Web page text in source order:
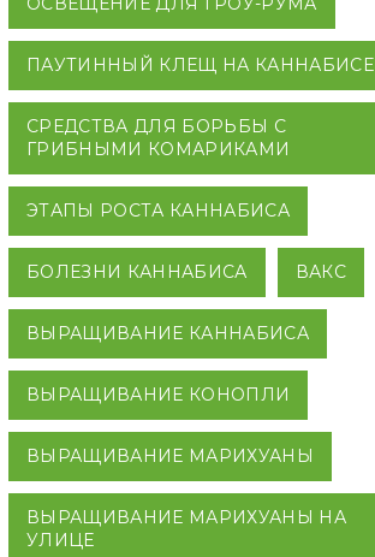
ПАУТИННЫЙ КЛЕЩ НА КАННАБИСЕ
СРЕДСТВА ДЛЯ БОРЬБЫ С
ГРИБНЫМИ КОМАРИКАМИ
ЭТАПЫ РОСТА КАННАБИСА
БОЛЕЗНИ КАННАБИСА ВАКС
ВЫРАЩИВАНИЕ КАННАБИСА
ВЫРАЩИВАНИЕ КОНОПЛИ
ВЫРАЩИВАНИЕ МАРИХУАНЫ
ВЫРАЩИВАНИЕ МАРИХУАНЫ НА
УЛИЦЕ